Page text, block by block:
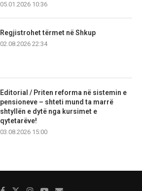
05.01.2026 10:36
Regjistrohet tërmet në Shkup
02.08.2026 22:34
Editorial / Priten reforma në sistemin e
pensioneve – shteti mund ta marrë
shtyllën e dytë nga kursimet e
qytetarëve!
03.08.2026 15:00